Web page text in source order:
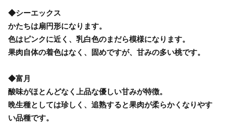
◆シーエックス
かたちは扇円形になります。
色はピンクに近く、乳白色のまだら模様になります。
果肉自体の着色はなく、固めですが、甘みの多い桃です。
◆富月
酸味がほとんどなく上品な優しい甘みが特徴。
晩生種としては珍しく、追熟すると果肉が柔らかくなりやす
い品種です。